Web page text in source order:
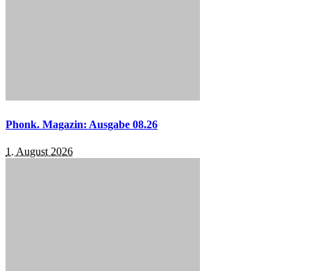
Phonk. Magazin: Ausgabe 08.26
1. August 2026